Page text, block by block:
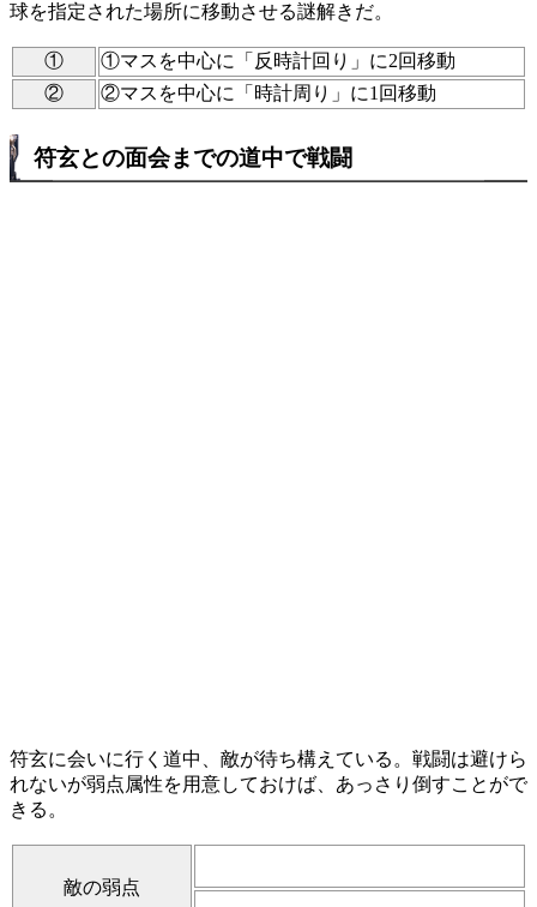
球を指定された場所に移動させる謎解きだ。
①
①マスを中心に「反時計回り」に2回移動
②
②マスを中心に「時計周り」に1回移動
符玄との面会までの道中で戦闘
符玄に会いに行く道中、敵が待ち構えている。戦闘は避けら
れないが弱点属性を用意しておけば、あっさり倒すことがで
きる。
敵の弱点